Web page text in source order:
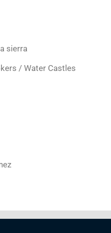
sierra
/ Water Castles